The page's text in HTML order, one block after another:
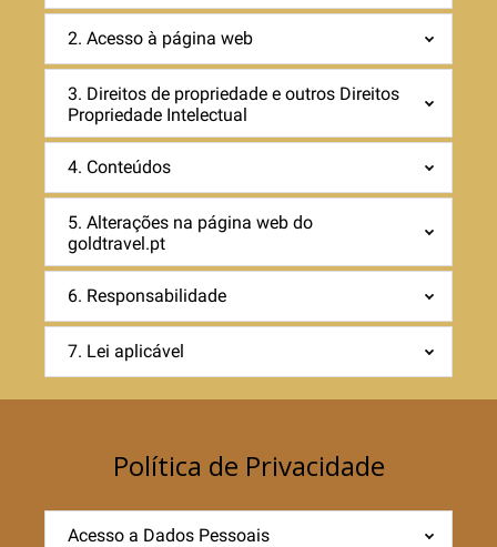
2. Acesso à página web
3. Direitos de propriedade e outros Direitos
Propriedade Intelectual
4. Conteúdos
5. Alterações na página web do
goldtravel.pt
6. Responsabilidade
7. Lei aplicável
Política de Privacidade
Acesso a Dados Pessoais